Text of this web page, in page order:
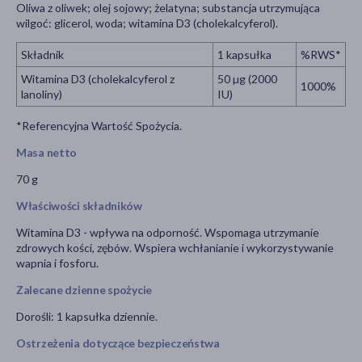
Oliwa z oliwek; olej sojowy; żelatyna; substancja utrzymująca
wilgoć: glicerol, woda; witamina D3 (cholekalcyferol).
Składnik 1 kapsułka
%RWS*
Witamina D3 (cholekalcyferol z
lanoliny)
50 µg (2000
IU)
1000%
*Referencyjna Wartość Spożycia.
Masa netto
70 g
Właściwości składników
Witamina D3 - wpływa na odporność. Wspomaga utrzymanie
zdrowych kości, zębów. Wspiera wchłanianie i wykorzystywanie
wapnia i fosforu.
Zalecane dzienne spożycie
Dorośli: 1 kapsułka dziennie.
Ostrzeżenia dotyczące bezpieczeństwa